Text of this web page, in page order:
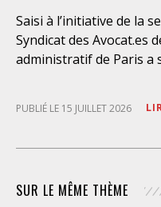
Saisi à l’initiative de la
Syndicat des Avocat.es
administratif de Paris a
juridique des étrangers
droits fondamentaux
PUBLIÉ LE 15 JUILLET 2026
SUR LE MÊME THÈME